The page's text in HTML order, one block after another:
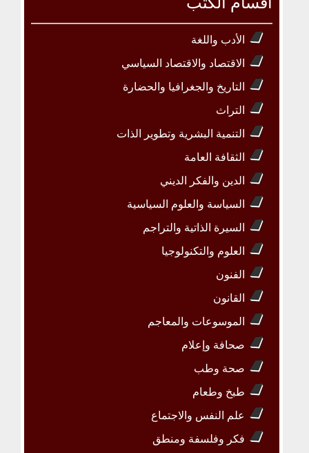
الأدب واللغة
الاقتصاد والاقتصاد السياسي
التاريخ والجغرافيا والحضارة
التراث
التنمية البشرية وتطوير الذات
الثقافة العامة
الدين والفكر الديني
السياسة والعلوم السياسية
السيرة الذاتية والتراجم
العلوم والتكنولوجيا
الفنون
القانون
الموسوعات والمعاجم
صحافة وإعلام
صحة وطب
طبخ وطعام
علم النفس والاجتماع
فكر وفلسفة ومنطق